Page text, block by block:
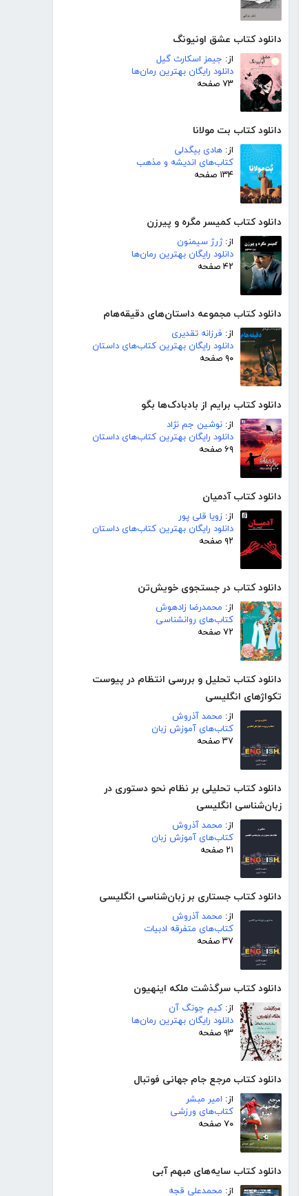
دانلود کتاب عشق اونیونگ
از: جیمز اسکارث گیل
دانلود رایگان بهترین رمان‌ها
۷۳ صفحه
دانلود کتاب بت مولانا
از: هادی بیگدلی
کتاب‌های اندیشه و مذهب
۱۳۴ صفحه
دانلود کتاب کمیسر مگره و پیرزن
از:ژرژ سیمنون
دانلود رایگان بهترین رمان‌ها
۴۲ صفحه
دانلود کتاب مجموعه داستان‌های دقیقه‌هام
از: فرزانه تقدیری
دانلود رایگان بهترین کتاب‌های داستان
۹۰ صفحه
دانلود کتاب برایم از بادبادک‌ها بگو
از: نوشین جم نژاد
دانلود رایگان بهترین کتاب‌های داستان
۶۹ صفحه
دانلود کتاب آدمیان
از: زویا قلی پور
دانلود رایگان بهترین کتاب‌های داستان
۹۲ صفحه
دانلود کتاب در جستجوی خویش‌تن
از: محمدرضا زادهوش
کتاب‌های روانشناسی
۷۲ صفحه
دانلود کتاب تحلیل و بررسی انتظام در پیوست
تکواژهای انگلیسی
از: محمد آذروش
کتاب‌های آموزش زبان
۳۷ صفحه
دانلود کتاب تحلیلی بر نظام نحو دستوری در
زبان‌شناسی انگلیسی
از: محمد آذروش
کتاب‌های آموزش زبان
۲۱ صفحه
دانلود کتاب جستاری بر زبان‌شناسی انگلیسی
از: محمد آذروش
کتاب‌های متفرقه ادبیات
۳۷ صفحه
دانلود کتاب سرگذشت ملکه اینهیون
از: کیم جونگ آن
دانلود رایگان بهترین رمان‌ها
۹۳ صفحه
دانلود کتاب مرجع جام جهانی فوتبال
از: امیر مبشر
کتاب‌های ورزشی
۷۰ صفحه
دانلود کتاب سایه‌های مبهم آبی
از: محمدعلی قجه